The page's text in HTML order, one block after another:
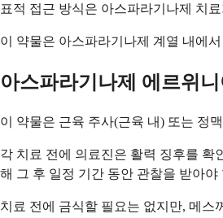
표적 접근 방식은 아스파라기나제 치
이 약물은 아스파라기나제 계열 내에
아스파라기나제 에르위
이 약물은 근육 주사(근육 내) 또는 정
각 치료 전에 의료진은 활력 징후를 확
해 그 후 일정 기간 동안 관찰을 받아야
치료 전에 금식할 필요는 없지만, 메스